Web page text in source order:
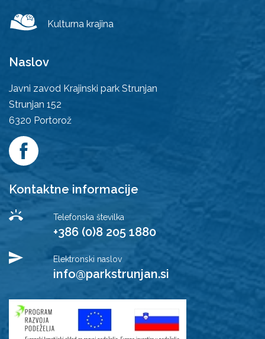
Kulturna krajina
Naslov
Javni zavod Krajinski park Strunjan
Strunjan 152
6320 Portorož
Kontaktne informacije
Telefonska številka
+386 (0)8 205 1880
Elektronski naslov
info@parkstrunjan.si